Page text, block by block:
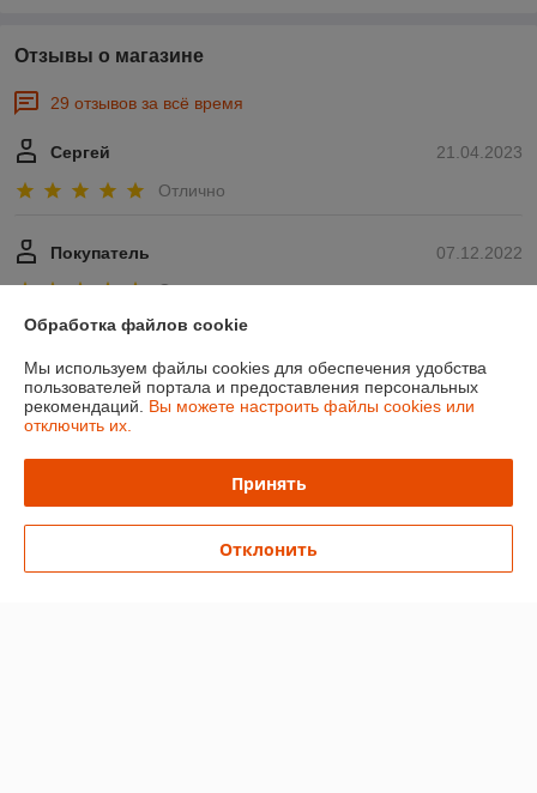
Отзывы о магазине
29 отзывов за всё время
21.04.2023
Сергей
Отлично
07.12.2022
Покупатель
Отлично
Показать все отзывы
О нас
Доставка и оплата
Обработка файлов cookie
Мы используем файлы cookies для обеспечения удобства
пользователей портала и предоставления персональных
рекомендаций. Вы можете настроить файлы cookies или
отключить их.
Принять
Отклонить